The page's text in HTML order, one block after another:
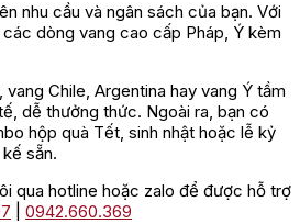
nhu cầu và ngân sách của bạn. Với
dòng vang cao cấp Pháp, Ý kèm
Chile, Argentina hay vang Ý tầm
dễ thưởng thức. Ngoài ra, bạn có
hộp quà Tết, sinh nhật hoặc lễ kỷ
sẵn.
qua hotline hoặc zalo để được hỗ trợ
0942.660.369